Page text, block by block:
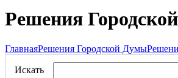
Решения
ГлавнаяРешения Городской Думы
Искать